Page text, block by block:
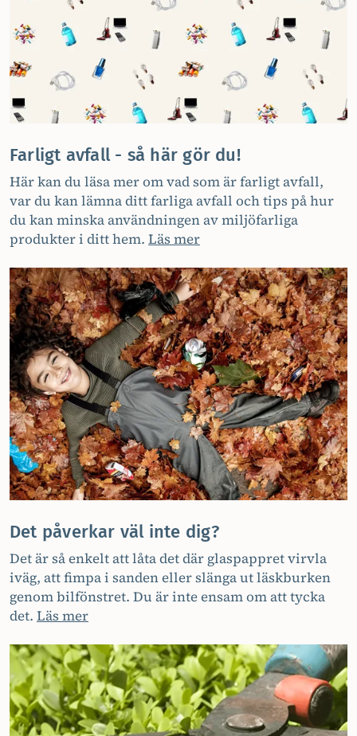
Farligt avfall - så här gör du!
Här kan du läsa mer om vad som är farligt avfall,
var du kan lämna ditt farliga avfall och tips på hur
du kan minska användningen av miljöfarliga
produkter i ditt hem. Läs mer
Det påverkar väl inte dig?
Det är så enkelt att låta det där glaspappret virvla
iväg, att fimpa i sanden eller slänga ut läskburken
genom bilfönstret. Du är inte ensam om att tycka
det. Läs mer